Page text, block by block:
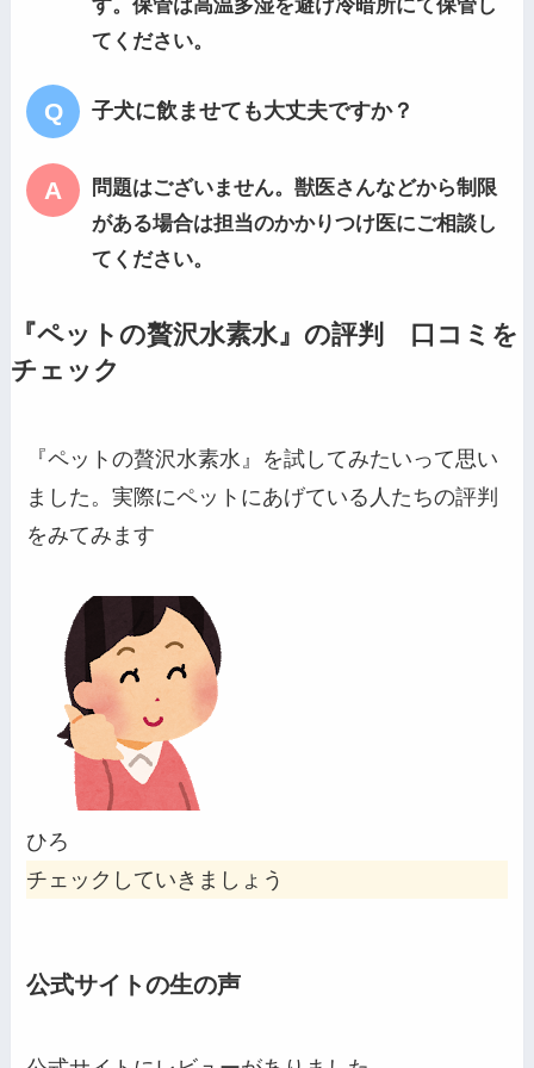
す。保管は高温多湿を避け冷暗所にて保管し
てください。
子犬に飲ませても大丈夫ですか？
問題はございません。獣医さんなどから制限
がある場合は担当のかかりつけ医にご相談し
てください。
『ペットの贅沢水素水』の評判 口コミを
チェック
『ペットの贅沢水素水』を試してみたいって思い
ました。実際にペットにあげている人たちの評判
をみてみます
ひろ
チェックしていきましょう
公式サイトの生の声